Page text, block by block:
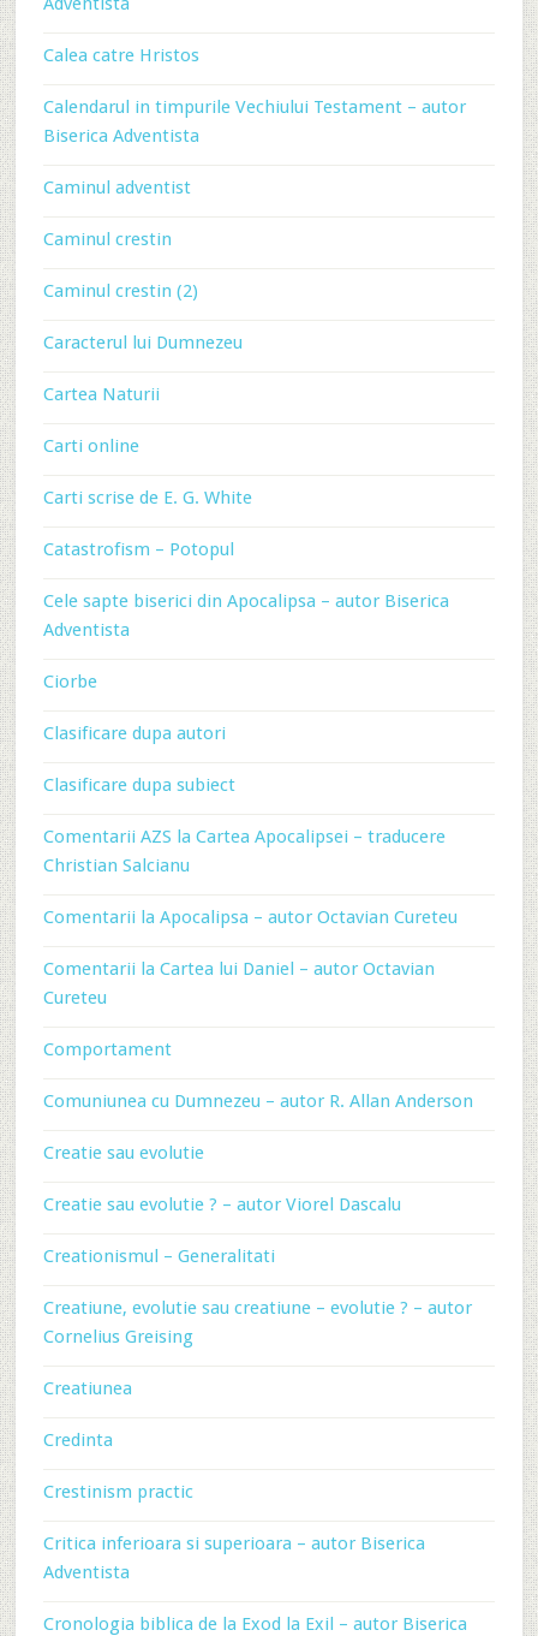
Calea catre Hristos
Calendarul in timpurile Vechiului Testament – autor
Biserica Adventista
Caminul adventist
Caminul crestin
Caminul crestin (2)
Caracterul lui Dumnezeu
Cartea Naturii
Carti online
Carti scrise de E. G. White
Catastrofism – Potopul
Cele sapte biserici din Apocalipsa – autor Biserica
Adventista
Ciorbe
Clasificare dupa autori
Clasificare dupa subiect
Comentarii AZS la Cartea Apocalipsei – traducere
Christian Salcianu
Comentarii la Apocalipsa – autor Octavian Cureteu
Comentarii la Cartea lui Daniel – autor Octavian
Cureteu
Comportament
Comuniunea cu Dumnezeu – autor R. Allan Anderson
Creatie sau evolutie
Creatie sau evolutie ? – autor Viorel Dascalu
Creationismul – Generalitati
Creatiune, evolutie sau creatiune – evolutie ? – autor
Cornelius Greising
Creatiunea
Credinta
Crestinism practic
Critica inferioara si superioara – autor Biserica
Adventista
Cronologia biblica de la Exod la Exil – autor Biserica